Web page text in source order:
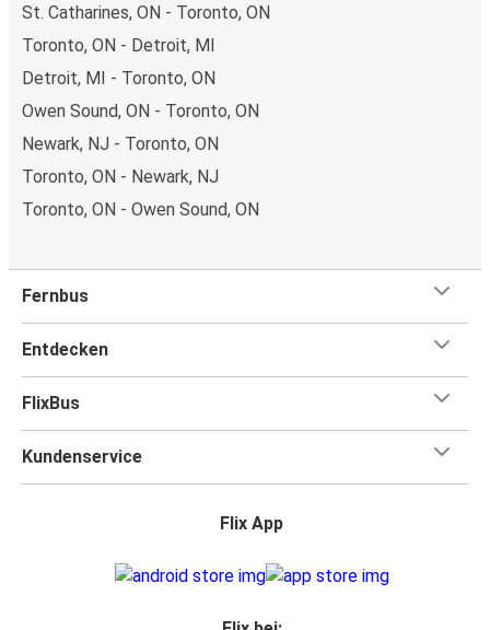
St. Catharines, ON - Toronto, ON
Toronto, ON - Detroit, MI
Detroit, MI - Toronto, ON
Owen Sound, ON - Toronto, ON
Newark, NJ - Toronto, ON
Toronto, ON - Newark, NJ
Toronto, ON - Owen Sound, ON
Fernbus
Entdecken
FlixBus
Kundenservice
Flix App